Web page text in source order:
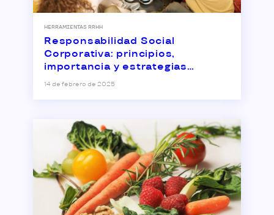
HERRAMIENTAS RRHH
Responsabilidad Social
Corporativa: principios,
importancia y estrategias
empresariales
14 de febrero de 2025